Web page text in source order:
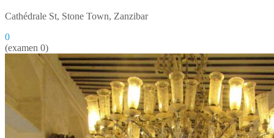
Cathédrale St, Stone Town, Zanzibar
0
(examen 0)